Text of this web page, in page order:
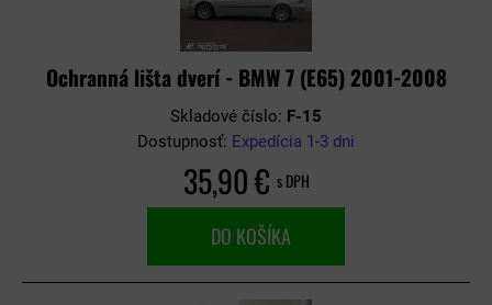
Ochranná lišta dverí - BMW 7 (E65) 2001-2008
Skladové číslo: F-15
Dostupnosť: Expedícia 1-3 dni
35,90 € s DPH
DO KOŠÍKA